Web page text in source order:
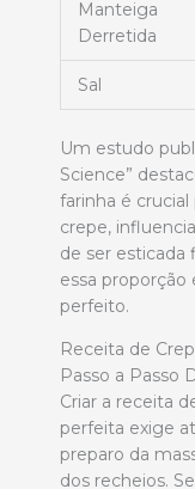
Manteiga
Derretida
Sal
Um estudo
Science”
farinha é crucial
crepe,
de ser
essa proporção
perfeito.
Receita de
Passo a Passo
Criar a receita
perfeita exige
preparo da
dos recheios.